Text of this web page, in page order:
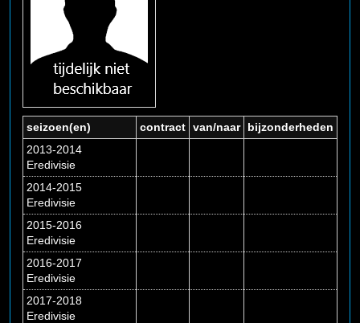
seizoen(en) contract van/naar
bijzonderheden
2013-2014
Eredivisie
2014-2015
Eredivisie
2015-2016
Eredivisie
2016-2017
Eredivisie
2017-2018
Eredivisie